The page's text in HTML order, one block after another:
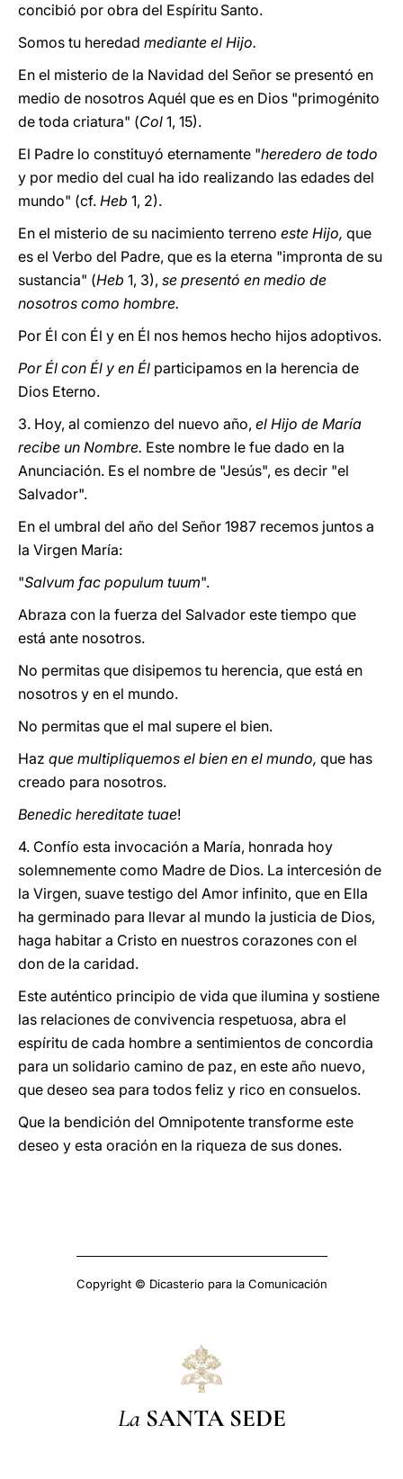
concibió por obra del Espíritu Santo.
Somos tu heredad mediante el Hijo.
En el misterio de la Navidad del Señor se presentó en
medio de nosotros Aquél que es en Dios "primogénito
de toda criatura" (Col 1, 15).
El Padre lo constituyó eternamente "heredero de todo
y por medio del cual ha ido realizando las edades del
mundo" (cf. Heb 1, 2).
En el misterio de su nacimiento terreno este Hijo, que
es el Verbo del Padre, que es la eterna "impronta de su
sustancia" (Heb 1, 3), se presentó en medio de
nosotros como hombre.
Por Él con Él y en Él nos hemos hecho hijos adoptivos.
Por Él con Él y en Él participamos en la herencia de
Dios Eterno.
3. Hoy, al comienzo del nuevo año, el Hijo de María
recibe un Nombre. Este nombre le fue dado en la
Anunciación. Es el nombre de "Jesús", es decir "el
Salvador".
En el umbral del año del Señor 1987 recemos juntos a
la Virgen María:
"Salvum fac populum tuum".
Abraza con la fuerza del Salvador este tiempo que
está ante nosotros.
No permitas que disipemos tu herencia, que está en
nosotros y en el mundo.
No permitas que el mal supere el bien.
Haz que multipliquemos el bien en el mundo, que has
creado para nosotros.
Benedic hereditate tuae!
4. Confío esta invocación a María, honrada hoy
solemnemente como Madre de Dios. La intercesión de
la Virgen, suave testigo del Amor infinito, que en Ella
ha germinado para llevar al mundo la justicia de Dios,
haga habitar a Cristo en nuestros corazones con el
don de la caridad.
Este auténtico principio de vida que ilumina y sostiene
las relaciones de convivencia respetuosa, abra el
espíritu de cada hombre a sentimientos de concordia
para un solidario camino de paz, en este año nuevo,
que deseo sea para todos feliz y rico en consuelos.
Que la bendición del Omnipotente transforme este
deseo y esta oración en la riqueza de sus dones.
Copyright © Dicasterio para la Comunicación
La SANTA SEDE